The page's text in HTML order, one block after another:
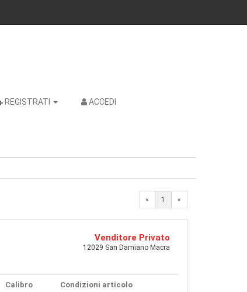
REGISTRATI ACCEDI
« 1 «
Venditore Privato
12029 San Damiano Macra
Calibro Condizioni articolo